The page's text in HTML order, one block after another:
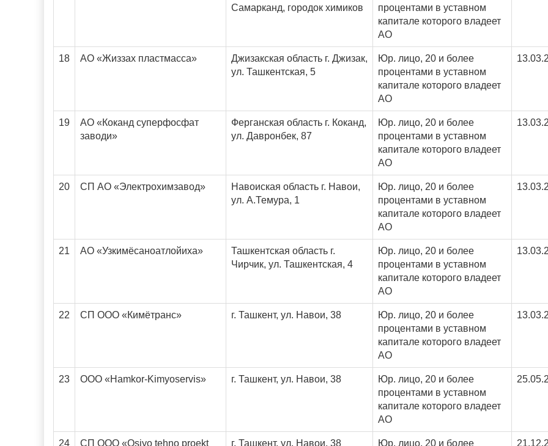
Самарканд, городок химиков
процентами в уставном
капитале которого владеет
АО
18 АО «Жиззах пластмасса»
Джизакская область г. Джизак,
ул. Ташкентская, 5
Юр. лицо, 20 и более
процентами в уставном
капитале которого владеет
АО
19
АО «Коканд суперфосфат
заводи»
Ферганская область г. Коканд,
ул. Давронбек, 87
Юр. лицо, 20 и более
процентами в уставном
капитале которого владеет
АО
20 СП АО «Электрохимзавод»
Навоиская область г. Навои,
ул. А.Темура, 1
Юр. лицо, 20 и более
процентами в уставном
капитале которого владеет
АО
21 АО «Узкимёсаноатлойиха»
Ташкентская область г.
Чирчик, ул. Ташкентская, 4
Юр. лицо, 20 и более
процентами в уставном
капитале которого владеет
АО
22 СП ООО «Кимётранс» г. Ташкент, ул. Навои, 38
Юр. лицо, 20 и более
процентами в уставном
капитале которого владеет
АО
23 ООО «Hamkor-Kimyoservis» г. Ташкент, ул. Навои, 38
Юр. лицо, 20 и более
процентами в уставном
капитале которого владеет
АО
24
СП ООО «Osiyo tehno proekt
г. Ташкент, ул. Навои, 38
Юр. лицо, 20 и более